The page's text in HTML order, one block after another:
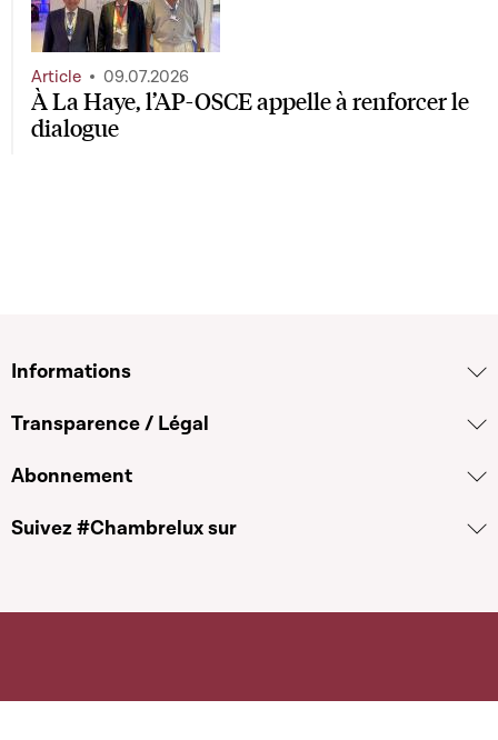
À La Haye, l’AP-OSCE appelle à renforcer le
dialogue
Article 09.07.2026
Informations
Transparence / Légal
Abonnement
Suivez #Chambrelux sur